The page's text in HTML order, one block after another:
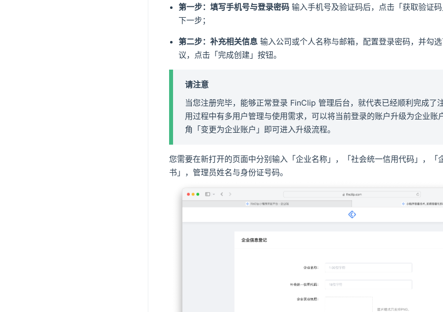
第一步：填写手机号与登录密码 输入手机号及验证码后，点击「获取验证
下一步；
第二步：补充相关信息 输入公司或个人名称与邮箱，配置登录密码，并勾
议，点击「完成创建」按钮。
请注意
当您注册完毕，能够正常登录 FinClip 管理后台，就代表已经顺利完成了
用过程中有多用户管理与使用需求，可以将当前登录的账户升级为企业账
角「变更为企业账户」即可进入升级流程。
您需要在新打开的页面中分别输入「企业名称」，「社会统一信用代码」，「
书」，管理员姓名与身份证号码。